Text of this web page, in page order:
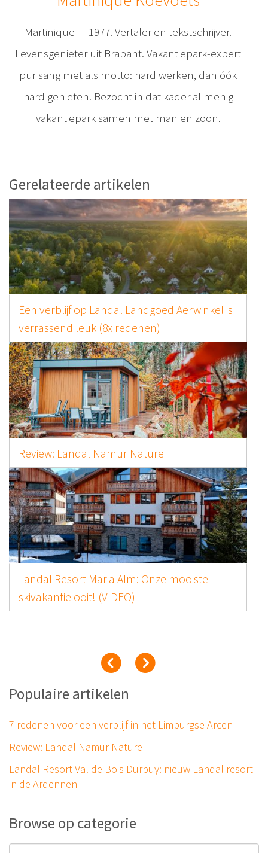
Martinique — 1977. Vertaler en tekstschrijver.
Levensgenieter uit Brabant. Vakantiepark-expert
pur sang met als motto: hard werken, dan óók
hard genieten. Bezocht in dat kader al menig
vakantiepark samen met man en zoon.
Gerelateerde artikelen
Een verblijf op Landal Landgoed Aerwinkel is
verrassend leuk (8x redenen)
Review: Landal Namur Nature
Landal Resort Maria Alm: Onze mooiste
skivakantie ooit! (VIDEO)
Populaire artikelen
7 redenen voor een verblijf in het Limburgse Arcen
Review: Landal Namur Nature
Landal Resort Val de Bois Durbuy: nieuw Landal resort
in de Ardennen
Browse op categorie